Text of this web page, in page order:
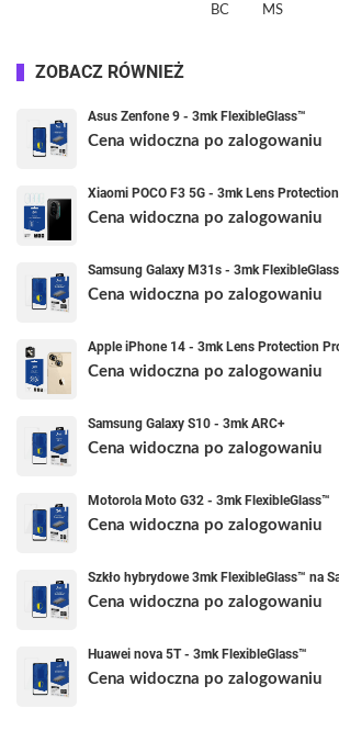
BC MS
ZOBACZ RÓWNIEŻ
Asus Zenfone 9 - 3mk FlexibleGlass™
Cena widoczna po zalogowaniu
Xiaomi POCO F3 5G - 3mk Lens
Cena widoczna po zalogowaniu
Samsung Galaxy M31s - 3mk
Cena widoczna po zalogowaniu
Apple iPhone 14 - 3mk Lens Protection
Cena widoczna po zalogowaniu
Samsung Galaxy S10 - 3mk ARC+
Cena widoczna po zalogowaniu
Motorola Moto G32 - 3mk FlexibleGlass™
Cena widoczna po zalogowaniu
Szkło hybrydowe 3mk FlexibleGlass™ na
Cena widoczna po zalogowaniu
Huawei nova 5T - 3mk FlexibleGlass™
Cena widoczna po zalogowaniu